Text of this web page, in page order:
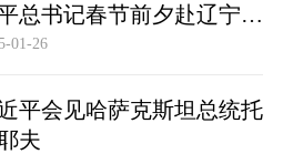
乐享全民健身 共筑健康中国
总书记春节前夕赴辽宁看
问基层干部群众纪实
01-26
平会见哈萨克斯坦总统托
夫